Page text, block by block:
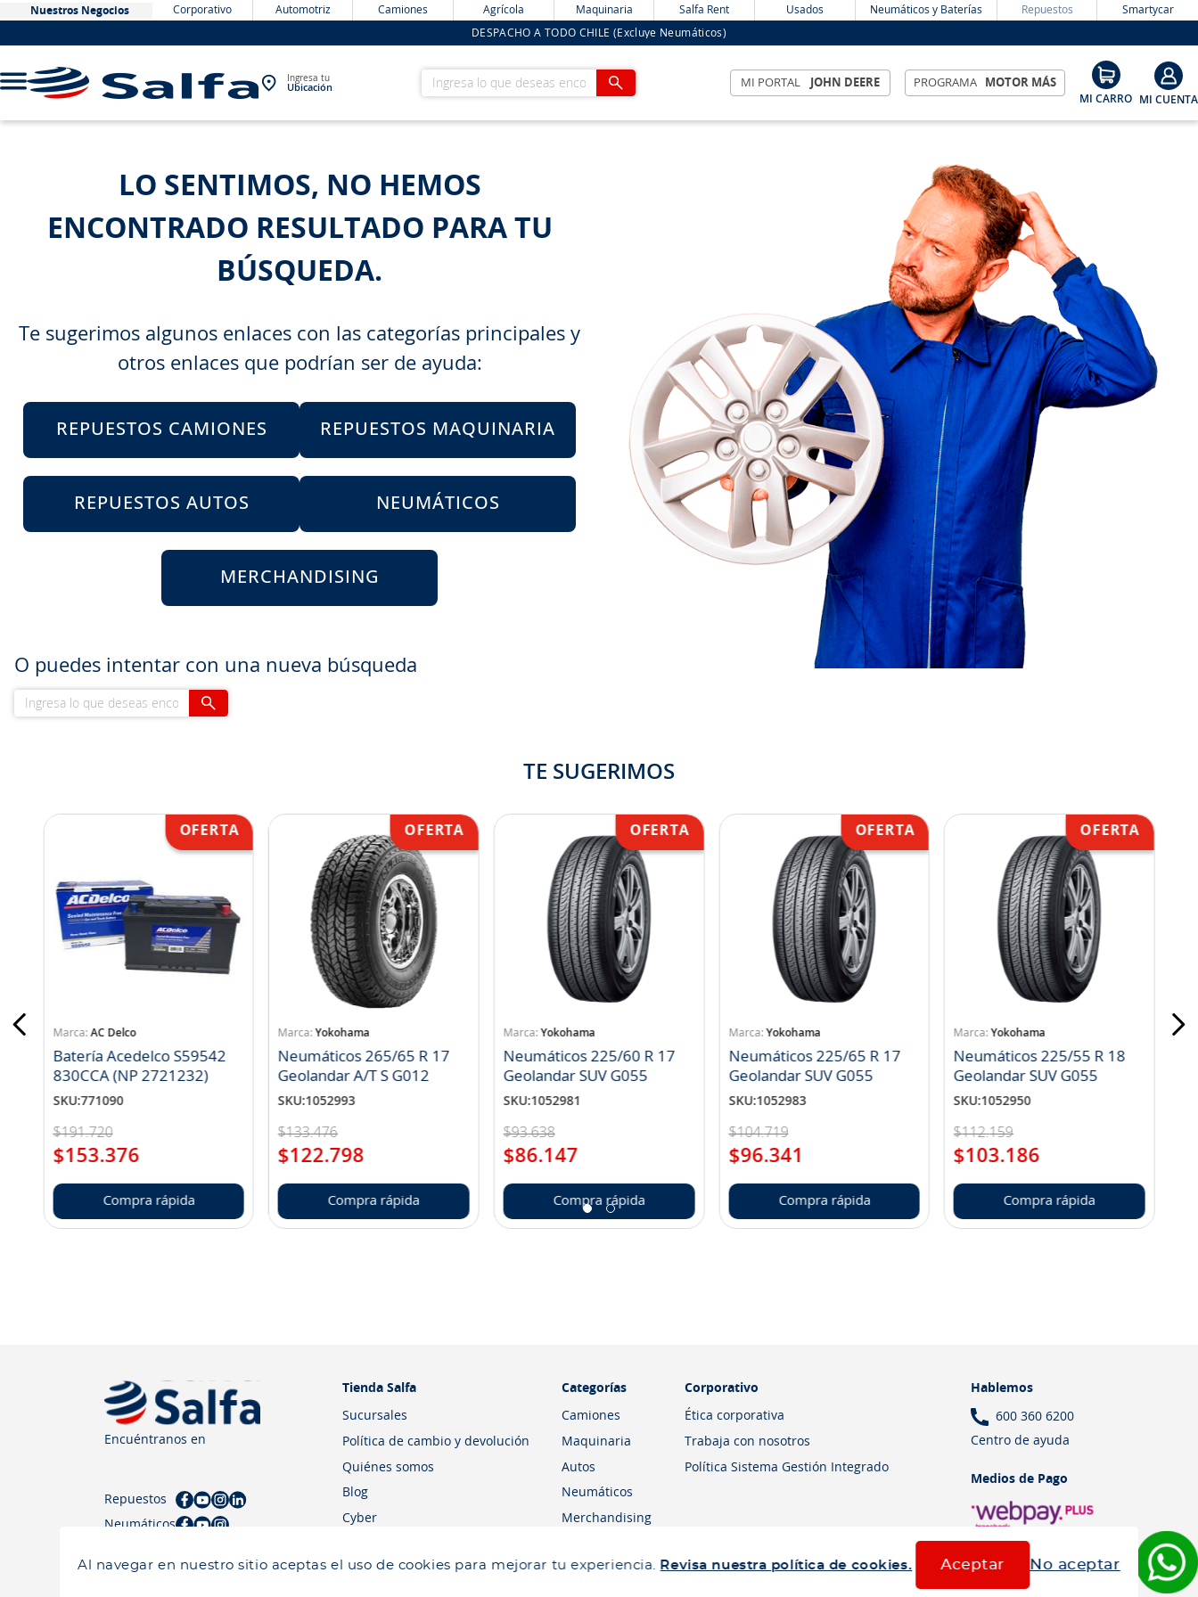
Nuestros Negocios Corporativo Automotriz Camiones Agrícola Maquinaria Salfa Rent Usados Neumáticos y Baterías Repuestos Smartycar
DESPACHO A TODO CHILE (Excluye Neumáticos)
Ingresa tu
Ubicación
Ingresa lo que deseas encontrar MI PORTAL JOHN DEERE PROGRAMA MOTOR MÁS
Al navegar en nuestro sitio aceptas el uso de cookies para mejorar tu experiencia. Revisa nuestra política de cookies. Aceptar No aceptar
LO SENTIMOS, NO HEMOS
ENCONTRADO RESULTADO PARA TU
BÚSQUEDA.
Te sugerimos algunos enlaces con las categorías principales y
otros enlaces que podrían ser de ayuda:
REPUESTOS CAMIONES REPUESTOS MAQUINARIA
REPUESTOS AUTOS NEUMÁTICOS
MERCHANDISING
O puedes intentar con una nueva búsqueda
Ingresa lo que deseas encontrar
TE SUGERIMOS
AC Delco
Batería Acedelco S59542
830CCA (NP 2721232)
SKU:771090
$191.720
$153.376
Compra rápida
Yokohama
Neumáticos 265/65 R 17
Geolandar A/T S G012
SKU:1052993
$133.476
$122.798
Compra rápida
Yokohama
Neumáticos 225/60 R 17
Geolandar SUV G055
SKU:1052981
$93.638
$86.147
Compra rápida
Yokohama
Neumáticos 225/65 R 17
Geolandar SUV G055
SKU:1052983
$104.719
$96.341
Compra rápida
Yokohama
Neumáticos 225/55 R 18
Geolandar SUV G055
SKU:1052950
$112.159
$103.186
Compra rápida
Encuéntranos en
Repuestos
Neumáticos
Tienda Salfa
Sucursales
Política de cambio y devolución
Quiénes somos
Blog
Cyber
Categorías
Camiones
Maquinaria
Autos
Neumáticos
Merchandising
Corporativo
Ética corporativa
Trabaja con nosotros
Política Sistema Gestión Integrado
Hablemos
600 360 6200
Centro de ayuda
Medios de Pago
2.
neumáticos
10. neumáticos 235